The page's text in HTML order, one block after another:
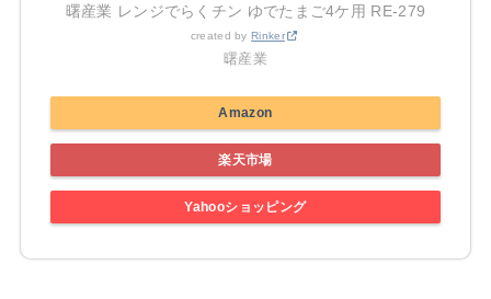
曙産業 レンジでらくチン ゆでたまご4ケ用 RE-279
created byRinker
曙産業
Amazon
楽天市場
Yahooショッピング